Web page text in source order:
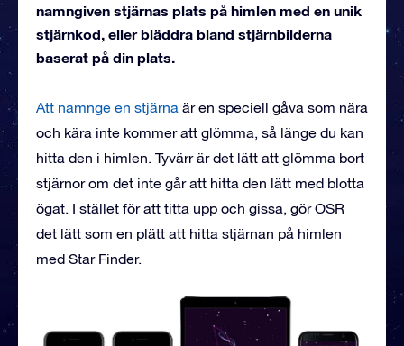
namngiven stjärnas plats på himlen med en unik
stjärnkod, eller bläddra bland stjärnbilderna
baserat på din plats.
Att namnge en stjärna är en speciell gåva som nära
och kära inte kommer att glömma, så länge du kan
hitta den i himlen. Tyvärr är det lätt att glömma bort
stjärnor om det inte går att hitta den lätt med blotta
ögat. I stället för att titta upp och gissa, gör OSR
det lätt som en plätt att hitta stjärnan på himlen
med Star Finder.